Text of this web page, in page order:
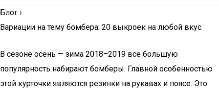
Блог ›
Вариации на тему бомбера: 20 выкроек на любой вкус
В сезоне осень — зима 2018–2019 все большую
популярность набирают бомберы. Главной особенностью
этой курточки являются резинки на рукавах и поясе. Это